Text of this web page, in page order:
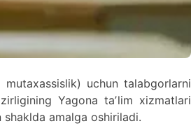
uchun talabgorlarni
Yagona taʼlim xizmatlari
amalga oshiriladi.